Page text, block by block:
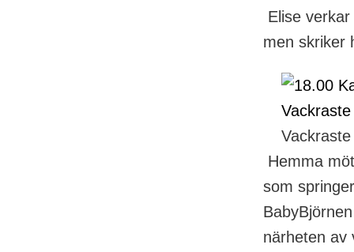
Elise
men skriker
Hemma
som
närheten av